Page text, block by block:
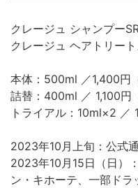
クレージュ シャンプー
クレージュ ヘアトリー
本体：500ml ／1,400円
詰替：400ml ／ 1,100円
トライアル：10ml×2 ／
2023年10月上旬：公式
2023年10月15日（日）
ン・キホーテ、一部ド